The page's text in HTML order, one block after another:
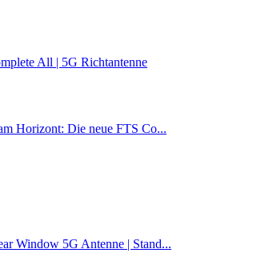
All | 5G Richtantenne
Horizont: Die neue FTS Co...
Window 5G Antenne | Stand...